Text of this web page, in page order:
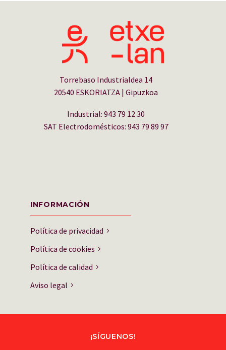
Torrebaso Industrialdea 14
20540 ESKORIATZA | Gipuzkoa
Industrial: 943 79 12 30
SAT Electrodomésticos: 943 79 89 97
INFORMACIÓN
Política de privacidad
Política de cookies
Política de calidad
Aviso legal
¡SÍGUENOS!